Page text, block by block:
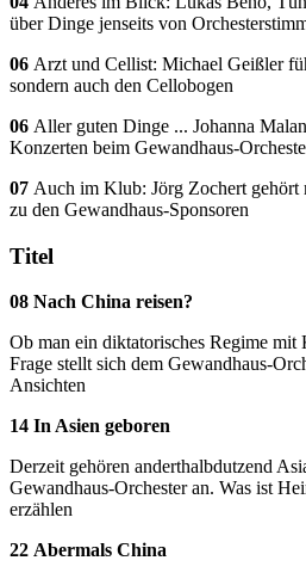
über Dinge jenseits von
06 Arzt und Cellist: Michael Geißler
sondern auch den Cellobogen
06 Aller guten Dinge ... Johanna
Konzerten beim Gewandhaus-
07 Auch im Klub: Jörg Zochert gehört
zu den Gewandhaus-Sponsoren
Titel
08 Nach China reisen?
Ob man ein diktatorisches Regime mit
Frage stellt sich dem Gewandhaus-
Ansichten
14 In Asien geboren
Derzeit gehören anderthalbdutzend
Gewandhaus-Orchester an. Was ist
erzählen
22 Abermals China